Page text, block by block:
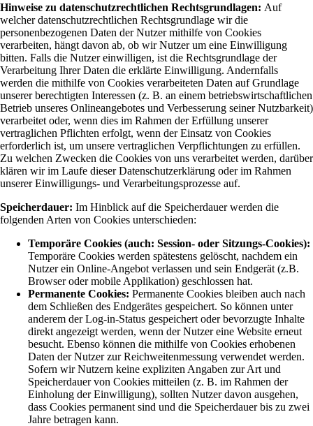
Hinweise zu datenschutzrechtlichen Rechtsgrundlagen: Auf
welcher datenschutzrechtlichen Rechtsgrundlage wir die
personenbezogenen Daten der Nutzer mithilfe von Cookies
verarbeiten, hängt davon ab, ob wir Nutzer um eine Einwilligung
bitten. Falls die Nutzer einwilligen, ist die Rechtsgrundlage der
Verarbeitung Ihrer Daten die erklärte Einwilligung. Andernfalls
werden die mithilfe von Cookies verarbeiteten Daten auf Grundlage
unserer berechtigten Interessen (z. B. an einem betriebswirtschaftlichen
Betrieb unseres Onlineangebotes und Verbesserung seiner Nutzbarkeit)
verarbeitet oder, wenn dies im Rahmen der Erfüllung unserer
vertraglichen Pflichten erfolgt, wenn der Einsatz von Cookies
erforderlich ist, um unsere vertraglichen Verpflichtungen zu erfüllen.
Zu welchen Zwecken die Cookies von uns verarbeitet werden, darüber
klären wir im Laufe dieser Datenschutzerklärung oder im Rahmen
unserer Einwilligungs- und Verarbeitungsprozesse auf.
Speicherdauer: Im Hinblick auf die Speicherdauer werden die
folgenden Arten von Cookies unterschieden:
Temporäre Cookies (auch: Session- oder Sitzungs-Cookies):
Temporäre Cookies werden spätestens gelöscht, nachdem ein
Nutzer ein Online-Angebot verlassen und sein Endgerät (z.B.
Browser oder mobile Applikation) geschlossen hat.
Permanente Cookies: Permanente Cookies bleiben auch nach
dem Schließen des Endgerätes gespeichert. So können unter
anderem der Log-in-Status gespeichert oder bevorzugte Inhalte
direkt angezeigt werden, wenn der Nutzer eine Website erneut
besucht. Ebenso können die mithilfe von Cookies erhobenen
Daten der Nutzer zur Reichweitenmessung verwendet werden.
Sofern wir Nutzern keine expliziten Angaben zur Art und
Speicherdauer von Cookies mitteilen (z. B. im Rahmen der
Einholung der Einwilligung), sollten Nutzer davon ausgehen,
dass Cookies permanent sind und die Speicherdauer bis zu zwei
Jahre betragen kann.